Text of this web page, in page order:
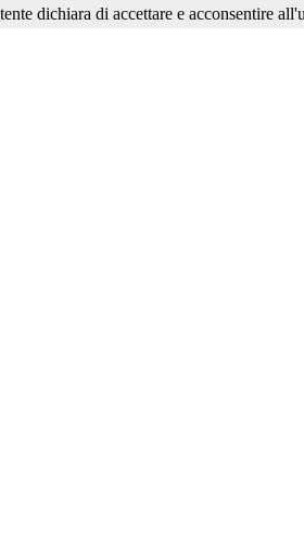
dichiara di accettare e acconsentire